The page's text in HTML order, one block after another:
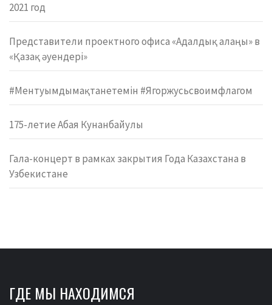
2021 год
Представители проектного офиса «Адалдық алаңы» в
«Қазақ әуендері»
#Ментуымдымақтанетемін #Ягоржусьсвоимфлагом
175-летие Абая Кунанбайулы
Гала-концерт в рамках закрытия Года Казахстана в
Узбекистане
ГДЕ МЫ НАХОДИМСЯ